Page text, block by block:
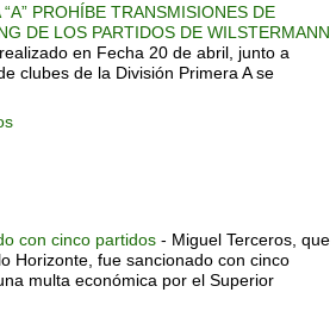
PROHÍBE TRANSMISIONES DE
DE LOS PARTIDOS DE WILSTERMANN
en Fecha 20 de abril, junto a
clubes de la División Primera A se
con cinco partidos - Miguel Terceros, que
Horizonte, fue sancionado con cinco
multa económica por el Superior